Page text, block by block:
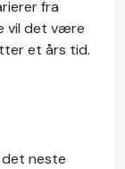
fra
vil det være
et års tid.
neste